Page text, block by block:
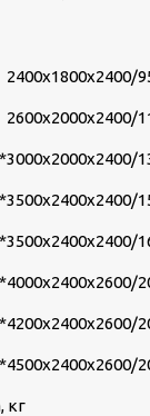
2400х1800х2400/
2600х2000х2400/
3000х2000х2400/
3500х2400х2400/
3500х2400х2400/
4000х2400х2600/
4200х2400х2600/
4500х2400х2600/
кг